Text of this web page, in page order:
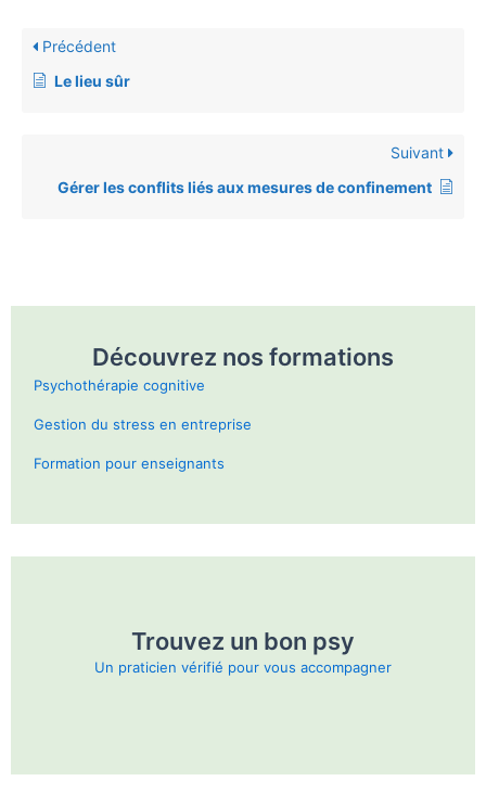
Précédent
Le lieu sûr
Suivant
Gérer les conflits liés aux mesures de confinement
Découvrez nos formations
Psychothérapie cognitive
Gestion du stress en entreprise
Formation pour enseignants
Trouvez un bon psy
Un praticien vérifié pour vous accompagner